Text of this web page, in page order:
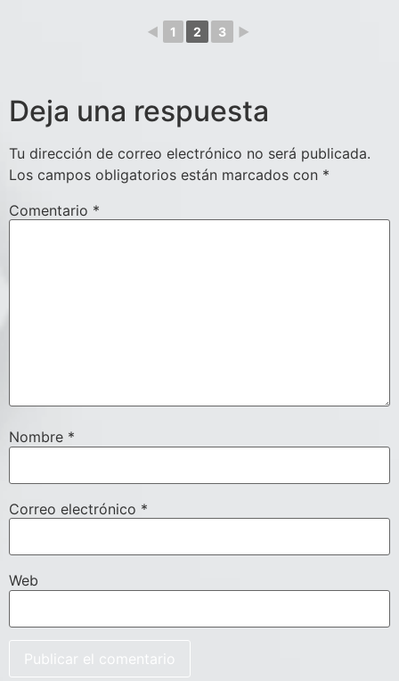
◄ 1 2 3 ►
Deja una respuesta
Tu dirección de correo electrónico no será publicada.
Los campos obligatorios están marcados con *
Comentario *
Nombre *
Correo electrónico *
Web